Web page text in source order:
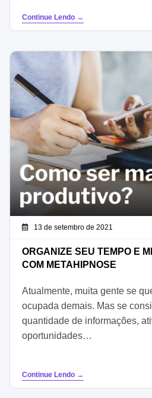
Continue Lendo →
13 de setembro de 2021
ORGANIZE SEU TEMPO E
COM METAHIPNOSE
Atualmente, muita gente se
ocupada demais. Mas se
quantidade de informações,
oportunidades…
Continue Lendo →